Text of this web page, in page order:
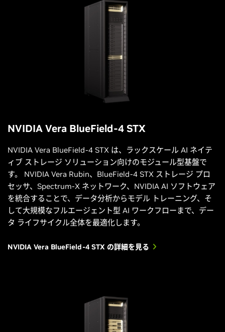
NVIDIA Vera BlueField-4 STX
NVIDIA Vera BlueField-4 STX は、ラックスケール AI ネイテ
ィブ ストレージ ソリューション向けのモジュール型基盤で
す。 NVIDIA Vera Rubin、BlueField-4 STX ストレージ プロ
セッサ、Spectrum-X ネットワーク、NVIDIA AI ソフトウェア
を統合することで、データ分析からモデル トレーニング、そ
して大規模なフルエージェント型 AI ワークフローまで、デー
タ ライフサイクル全体を最適化します。
NVIDIA Vera BlueField-4 STX の詳細を見る